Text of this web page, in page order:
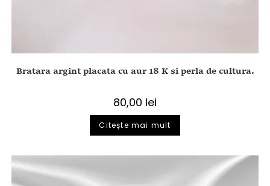
Bratara argint placata cu aur 18 K si perla de cultura.
80,00 lei
Citește mai mult